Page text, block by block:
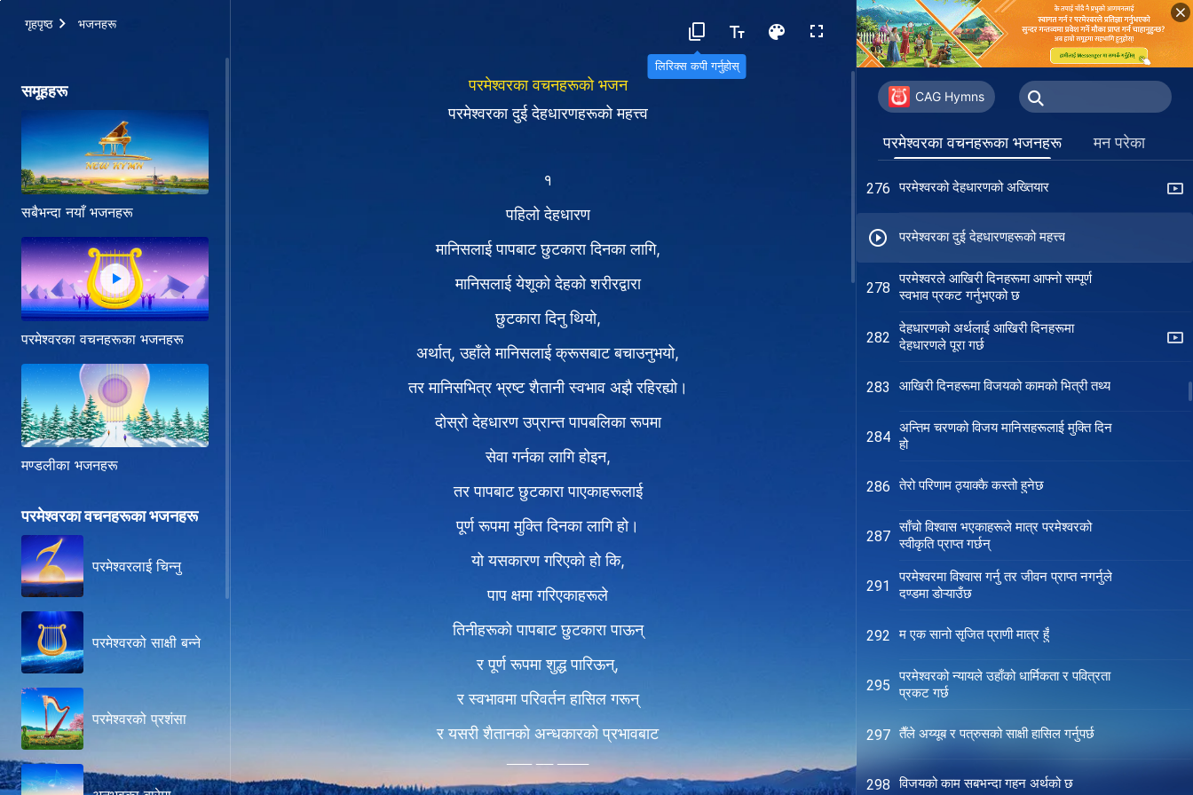
गृहपृष्ठ भजनहरू
लिरिक्स कपी गर्नुहोस्
समूहहरू
सबैभन्दा नयाँ भजनहरू
परमेश्‍वरका वचनहरूका भजनहरू
मण्डलीका भजनहरू
परमेश्‍वरका वचनहरूका भजनहरू
परमेश्‍वरलाई चिन्‍नु
परमेश्‍वरको साक्षी बन्‍ने
परमेश्वरको प्रशंसा
परमेश्‍वरका वचनहरूको भजन
परमेश्‍वरका दुई देहधारणहरूको महत्त्व
१
पहिलो देहधारण
मानिसलाई पापबाट छुटकारा दिनका लागि,
मानिसलाई येशूको देहको शरीरद्वारा
छुटकारा दिनु थियो,
अर्थात्, उहाँले मानिसलाई क्रूसबाट बचाउनुभयो,
तर मानिसभित्र भ्रष्ट शैतानी स्वभाव अझै रहिरह्यो।
दोस्रो देहधारण उप्रान्त पापबलिका रूपमा
सेवा गर्नका लागि होइन,
तर पापबाट छुटकारा पाएकाहरूलाई
पूर्ण रूपमा मुक्ति दिनका लागि हो।
यो यसकारण गरिएको हो कि,
पाप क्षमा गरिएकाहरूले
तिनीहरूको पापबाट छुटकारा पाऊन्
र पूर्ण रूपमा शुद्ध पारिऊन्,
र स्वभावमा परिवर्तन हासिल गरून्
र यसरी शैतानको अन्धकारको प्रभावबाट
मुक्त हुन सकून्
CAG Hymns
परमेश्‍वरका वचनहरूका भजनहरू मन परेका
271
वचनद्वारा गरिएको न्यायले परमेश्‍वरको
अख्तियारलाई अझ राम्ररी प्रतिनिधित्व गर्छ
274
देहधारी परमेश्‍वरले मात्र मानिसलाई पूर्ण रूपमा
मुक्ति दिन सक्नुहुन्छ
275 परमेश्‍वरको देहधारणको अख्तियार र महत्व
276 परमेश्‍वरको देहधारणको अख्तियार
परमेश्‍वरका दुई देहधारणहरूको महत्त्व
278
परमेश्‍वरले आखिरी दिनहरूमा आफ्नो सम्पूर्ण
स्वभाव प्रकट गर्नुभएको छ
282
देहधारणको अर्थलाई आखिरी दिनहरूमा
देहधारणले पूरा गर्छ
283 आखिरी दिनहरूमा विजयको कामको भित्री तथ्य
284
अन्तिम चरणको विजय मानिसहरूलाई मुक्ति दिन
हो
286 तेरो परिणाम ठ्याक्कै कस्तो हुनेछ
287
साँचो विश्‍वास भएकाहरूले मात्र परमेश्‍वरको
स्वीकृति प्राप्त गर्छन्
291
परमेश्‍वरमा विश्‍वास गर्नु तर जीवन प्राप्त नगर्नुले
दण्डमा डोऱ्याउँछ
292 म एक सानो सृजित प्राणी मात्र हुँ
295
परमेश्‍वरको न्यायले उहाँको धार्मिकता र पवित्रता
प्रकट गर्छ
297 तैँले अय्यूब र पत्रुसको साक्षी हासिल गर्नुपर्छ
298 विजयको काम सबभन्दा गहन अर्थको छ